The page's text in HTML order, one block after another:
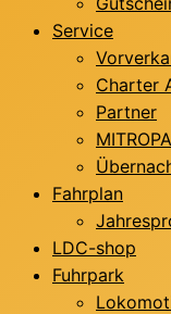
Service
Charter
Partner
Fahrplan
LDC-shop
Fuhrpark